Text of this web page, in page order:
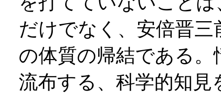
だけでなく、安倍晋
の体質の帰結である
流布する、科学的知